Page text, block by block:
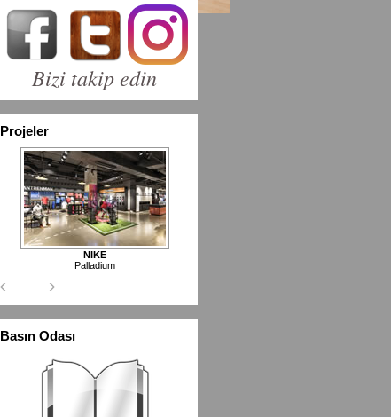
Bizi takip edin
Projeler
Basın Odası